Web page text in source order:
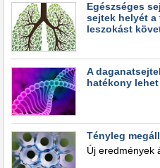
Egészséges
sejtek helyét a
leszokást
A
hatékony
Tényleg
Új eredmények